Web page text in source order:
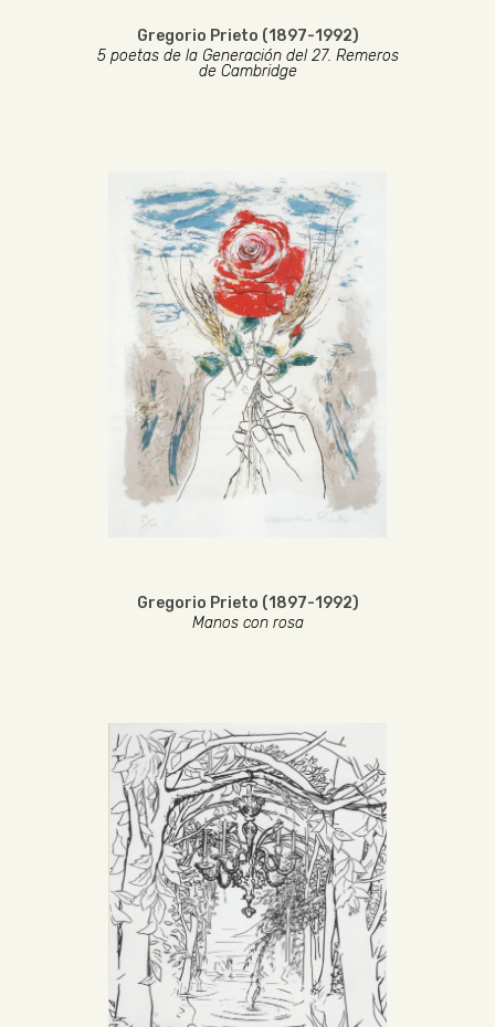
Gregorio Prieto (1897-1992)
5 poetas de la Generación del 27. Remeros
de Cambridge
Gregorio Prieto (1897-1992)
Manos con rosa